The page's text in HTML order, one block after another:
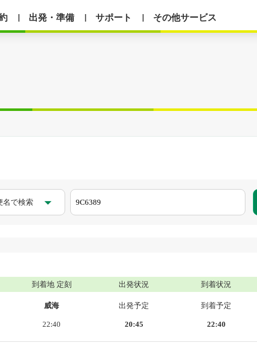
出発・準備 サポート その他サービス
名で検索 
到着地 定刻 出発状況 到着状況
威海
22:40
出発予定
20:45
到着予定
22:40